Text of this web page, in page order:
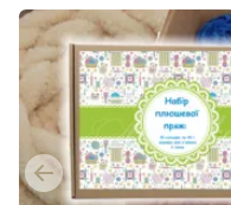
Previous